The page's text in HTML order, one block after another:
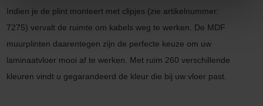
Indien je de plint monteert met clipjes (zie artikelnummer:
7275) vervalt de ruimte om kabels weg te werken. De MDF
muurplinten daarentegen zijn de perfecte keuze om uw
laminaatvloer mooi af te werken. Met ruim 260 verschillende
kleuren vindt u gegarandeerd de kleur die bij uw vloer past.